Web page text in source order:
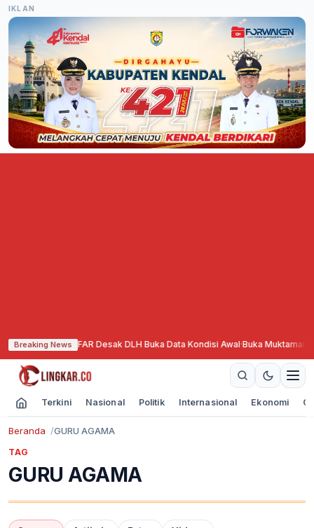
IKLAN
Breaking News
Lama, FAR Desak DLH Buka Data Kondisi Awal·Buka Muktamar
Terkini Nasional Politik Internasional Ekonomi
Beranda GURU AGAMA
TAG
GURU AGAMA